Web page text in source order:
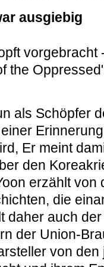
ausgiebig
vorgebracht
the
als Schöpfer
Er meint
den
erzählt von
die
daher auch
der Union-
von